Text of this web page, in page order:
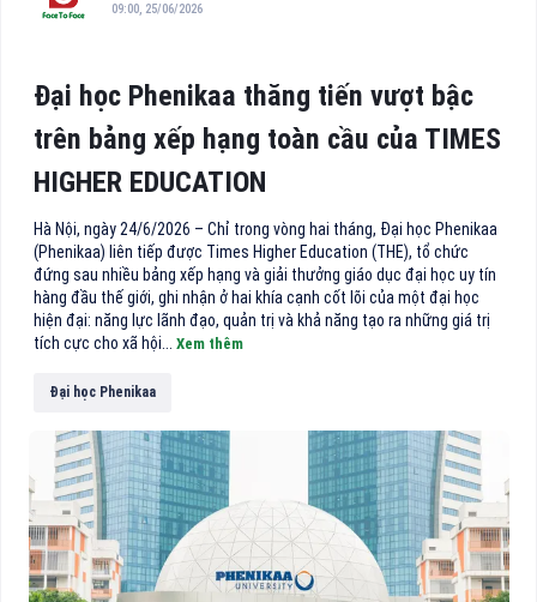
09:00, 25/06/2026
Đại học Phenikaa thăng tiến vượt bậc
trên bảng xếp hạng toàn cầu của TIMES
HIGHER EDUCATION
Hà Nội, ngày 24/6/2026 – Chỉ trong vòng hai tháng, Đại học Phenikaa
(Phenikaa) liên tiếp được Times Higher Education (THE), tổ chức
đứng sau nhiều bảng xếp hạng và giải thưởng giáo dục đại học uy tín
hàng đầu thế giới, ghi nhận ở hai khía cạnh cốt lõi của một đại học
hiện đại: năng lực lãnh đạo, quản trị và khả năng tạo ra những giá trị
tích cực cho xã hội... Xem thêm
Đại học Phenikaa